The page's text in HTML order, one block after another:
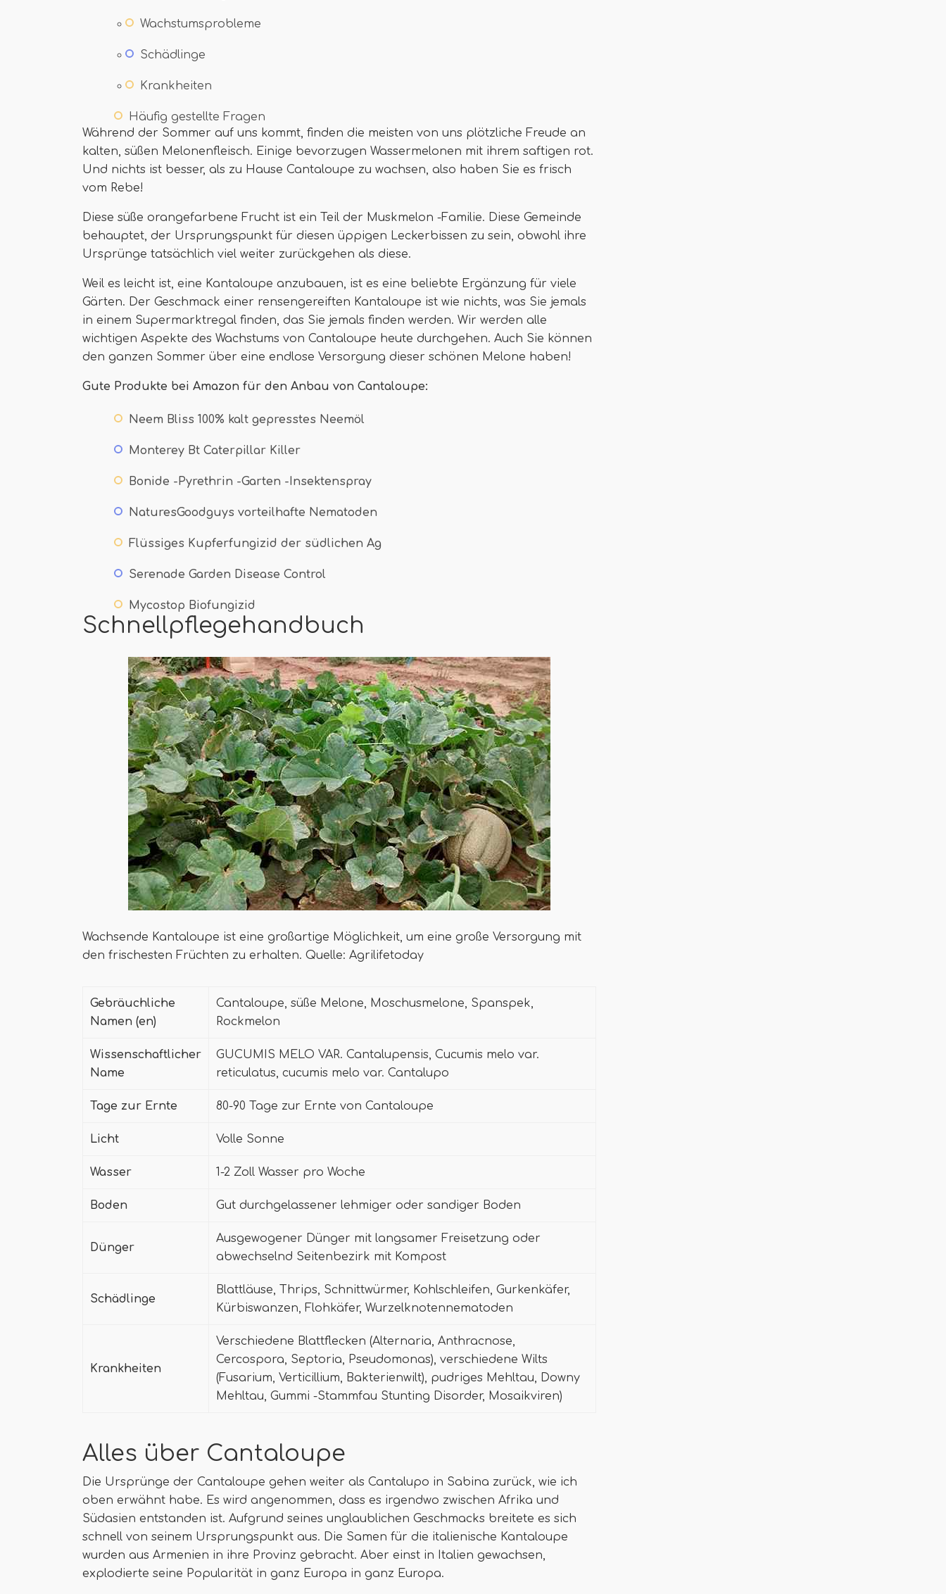
Wachstumsprobleme
Schädlinge
Krankheiten
Häufig gestellte Fragen
Während der Sommer auf uns kommt, finden die meisten von uns plötzliche Freude an
kalten, süßen Melonenfleisch. Einige bevorzugen Wassermelonen mit ihrem saftigen rot.
Und nichts ist besser, als zu Hause Cantaloupe zu wachsen, also haben Sie es frisch
vom Rebe!
Diese süße orangefarbene Frucht ist ein Teil der Muskmelon -Familie. Diese Gemeinde
behauptet, der Ursprungspunkt für diesen üppigen Leckerbissen zu sein, obwohl ihre
Ursprünge tatsächlich viel weiter zurückgehen als diese.
Weil es leicht ist, eine Kantaloupe anzubauen, ist es eine beliebte Ergänzung für viele
Gärten. Der Geschmack einer rensengereiften Kantaloupe ist wie nichts, was Sie jemals
in einem Supermarktregal finden, das Sie jemals finden werden. Wir werden alle
wichtigen Aspekte des Wachstums von Cantaloupe heute durchgehen. Auch Sie können
den ganzen Sommer über eine endlose Versorgung dieser schönen Melone haben!
Gute Produkte bei Amazon für den Anbau von Cantaloupe:
Neem Bliss 100% kalt gepresstes Neemöl
Monterey Bt Caterpillar Killer
Bonide -Pyrethrin -Garten -Insektenspray
NaturesGoodguys vorteilhafte Nematoden
Flüssiges Kupferfungizid der südlichen Ag
Serenade Garden Disease Control
Mycostop Biofungizid
Schnellpflegehandbuch
Wachsende Kantaloupe ist eine großartige Möglichkeit, um eine große Versorgung mit
den frischesten Früchten zu erhalten. Quelle: Agrilifetoday
Gebräuchliche
Namen (en)
Cantaloupe, süße Melone, Moschusmelone, Spanspek,
Rockmelon
Wissenschaftlicher
Name
GUCUMIS MELO VAR. Cantalupensis, Cucumis melo var.
reticulatus, cucumis melo var. Cantalupo
Tage zur Ernte 80-90 Tage zur Ernte von Cantaloupe
Licht Volle Sonne
Wasser 1-2 Zoll Wasser pro Woche
Boden Gut durchgelassener lehmiger oder sandiger Boden
Dünger
Ausgewogener Dünger mit langsamer Freisetzung oder
abwechselnd Seitenbezirk mit Kompost
Schädlinge
Blattläuse, Thrips, Schnittwürmer, Kohlschleifen, Gurkenkäfer,
Kürbiswanzen, Flohkäfer, Wurzelknotennematoden
Krankheiten
Verschiedene Blattflecken (Alternaria, Anthracnose,
Cercospora, Septoria, Pseudomonas), verschiedene Wilts
(Fusarium, Verticillium, Bakterienwilt), pudriges Mehltau, Downy
Mehltau, Gummi -Stammfau Stunting Disorder, Mosaikviren)
Alles über Cantaloupe
Die Ursprünge der Cantaloupe gehen weiter als Cantalupo in Sabina zurück, wie ich
oben erwähnt habe. Es wird angenommen, dass es irgendwo zwischen Afrika und
Südasien entstanden ist. Aufgrund seines unglaublichen Geschmacks breitete es sich
schnell von seinem Ursprungspunkt aus. Die Samen für die italienische Kantaloupe
wurden aus Armenien in ihre Provinz gebracht. Aber einst in Italien gewachsen,
explodierte seine Popularität in ganz Europa in ganz Europa.